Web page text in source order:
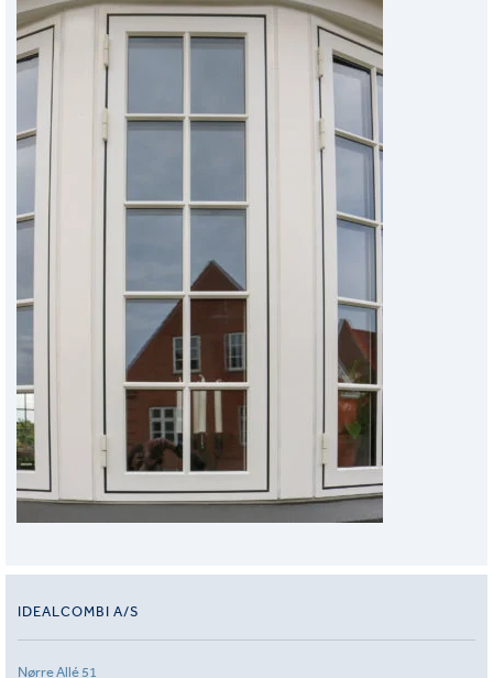
IDEALCOMBI A/S
Nørre Allé 51